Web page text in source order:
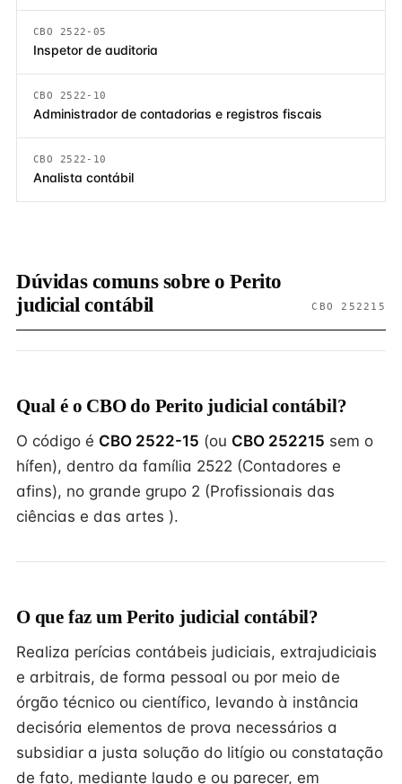
CBO 2522-05
Inspetor de auditoria
CBO 2522-10
Administrador de contadorias e registros fiscais
CBO 2522-10
Analista contábil
Dúvidas comuns sobre o Perito
judicial contábil
CBO 252215
Qual é o CBO do Perito judicial contábil?
O código é CBO 2522-15 (ou CBO 252215 sem o
hífen), dentro da família 2522 (Contadores e
afins), no grande grupo 2 (Profissionais das
ciências e das artes ).
O que faz um Perito judicial contábil?
Realiza perícias contábeis judiciais, extrajudiciais
e arbitrais, de forma pessoal ou por meio de
órgão técnico ou científico, levando à instância
decisória elementos de prova necessários a
subsidiar a justa solução do litígio ou constatação
de fato, mediante laudo e ou parecer, em